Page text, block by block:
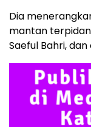
Dia
mantan
Saeful Bahri, dan